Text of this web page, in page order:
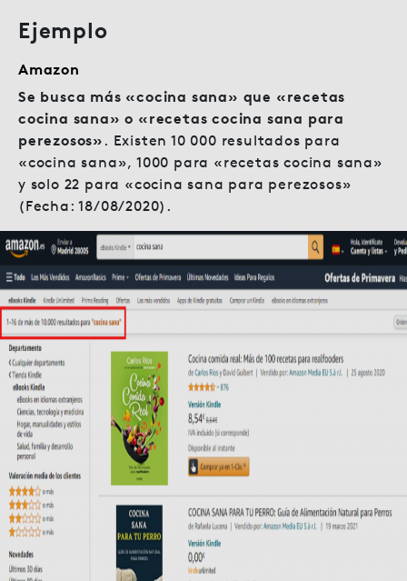
Ejemplo
Amazon
Se busca más «cocina sana» que «recetas
cocina sana» o «recetas cocina sana para
perezosos» . Existen 10 000 resultados para
«cocina sana», 1000 para «recetas cocina sana»
y solo 22 para «cocina sana para perezosos»
(Fecha: 18/08/2020).